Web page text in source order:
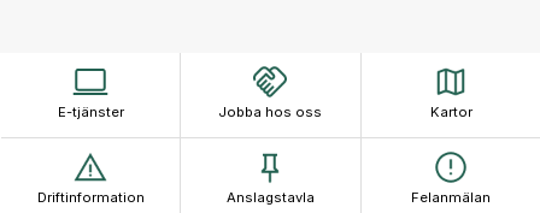
E-tjänster Jobba hos oss Kartor
Driftinformation Anslagstavla Felanmälan